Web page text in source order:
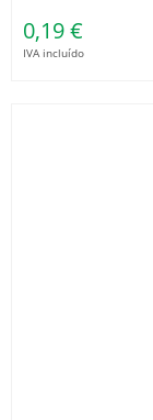
0,19 €
IVA incluído